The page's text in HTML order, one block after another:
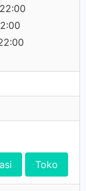
Toko